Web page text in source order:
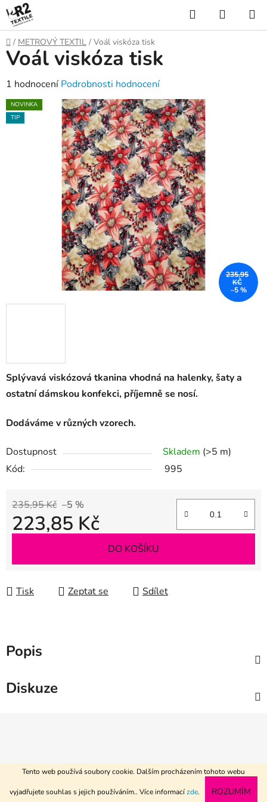
Tento web používá soubory cookie. Dalším procházením tohoto webu
vyjadřujete souhlas s jejich používáním.. Více informacízde. ROZUMÍM
Přejít
na
obsah
www.textil-metraz.cz
Hledat
KOŠÍK
Domů
/ METROVÝ TEXTIL / Voál viskóza tisk
Splývavá viskózová tkanina vhodná na halenky, šaty a
ostatní dámskou konfekci, příjemně se nosí.
Dodáváme v různých vzorech.
Dostupnost Skladem (>5 m)
Kód:
995
235,95 Kč –5 %
223,85 Kč
DO KOŠÍKU
Tisk Zeptat se Sdílet
Voál viskóza tisk
Průměrné
hodnocení
produktu
1 hodnocení Podrobnosti hodnocení
NOVINKA
TIP
235,95
KČ
–5 %
Popis
Diskuze
a
Copyright 2026R2 textile. Všechna práva vyhrazena.